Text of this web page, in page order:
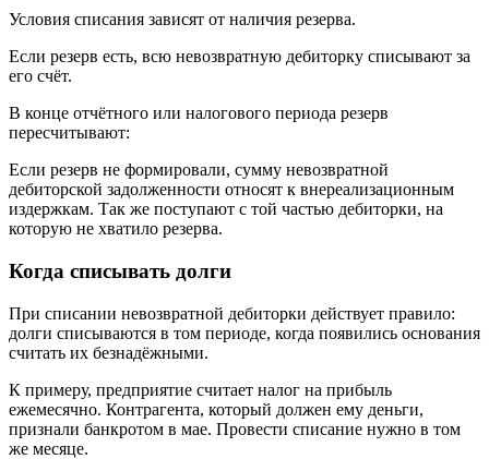
Условия списания зависят от наличия резерва.
Если резерв есть, всю невозвратную дебиторку списывают за
его счёт.
В конце отчётного или налогового периода резерв
пересчитывают:
Если резерв не формировали, сумму невозвратной
дебиторской задолженности относят к внереализационным
издержкам. Так же поступают с той частью дебиторки, на
которую не хватило резерва.
Когда списывать долги
При списании невозвратной дебиторки действует правило:
долги списываются в том периоде, когда появились основания
считать их безнадёжными.
К примеру, предприятие считает налог на прибыль
ежемесячно. Контрагента, который должен ему деньги,
признали банкротом в мае. Провести списание нужно в том
же месяце.